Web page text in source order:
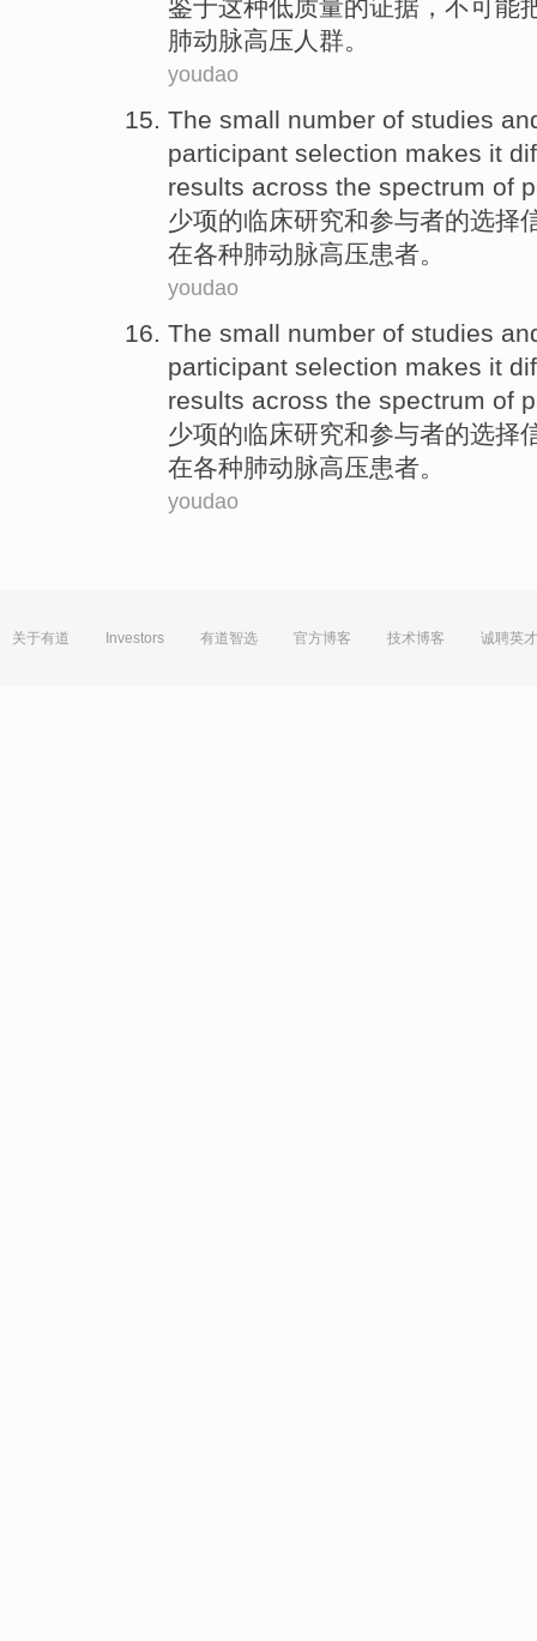
鉴于这种低质量的证据 ， 不可能
肺动脉高压人群。
youdao
The small number of studies
participant selection makes it
results across the spectrum of
少项的临床研究和参与者的选择
在各种肺动脉高压患者。
youdao
The small number of studies
participant selection makes it
results across the spectrum of
少项的临床研究和参与者的选择
在各种肺动脉高压患者。
youdao
关于有道 Investors 有道智选 官方博客 技术博客 诚聘英才